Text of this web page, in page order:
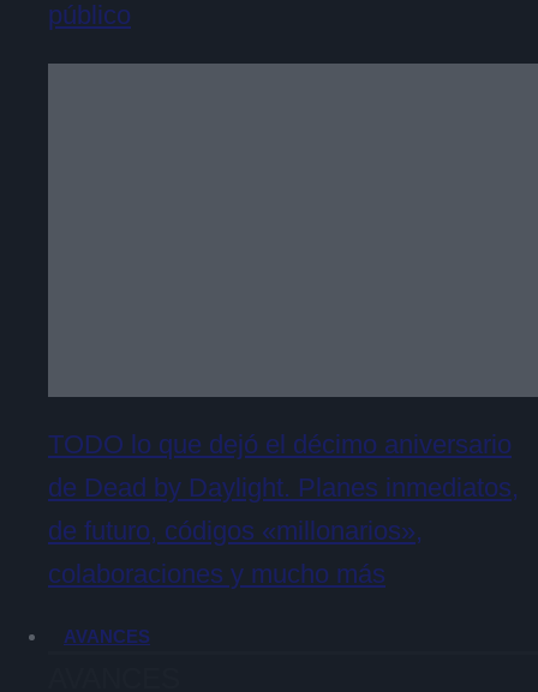
público
TODO lo que dejó el décimo aniversario
de Dead by Daylight. Planes inmediatos,
de futuro, códigos «millonarios»,
colaboraciones y mucho más
AVANCES